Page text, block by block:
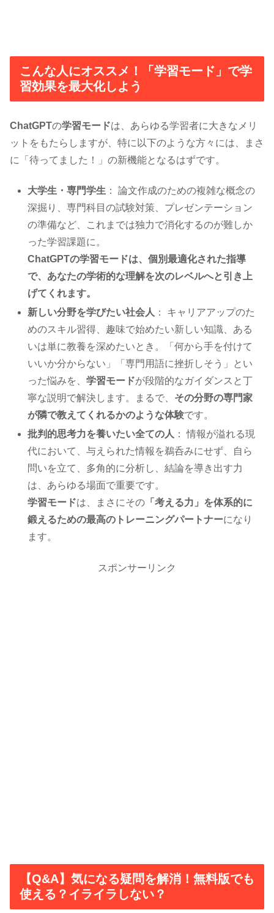
こんな人にオススメ！「学習モード」で学
習効果を最大化しよう
ChatGPTの学習モードは、あらゆる学習者に大きなメリ
ットをもたらしますが、特に以下のような方々には、まさ
に「待ってました！」の新機能となるはずです。
大学生・専門学生 ： 論文作成のための複雑な概念の
深掘り、専門科目の試験対策、プレゼンテーション
の準備など、これまでは独力で消化するのが難しか
った学習課題に。
ChatGPTの学習モードは、個別最適化された指導
で、あなたの学術的な理解を次のレベルへと引き上
げてくれます。
新しい分野を学びたい社会人 ： キャリアアップのた
めのスキル習得、趣味で始めたい新しい知識、ある
いは単に教養を深めたいとき。「何から手を付けて
いいか分からない」「専門用語に挫折しそう」とい
った悩みを、学習モードが段階的なガイダンスと丁
寧な説明で解決します。まるで、 その分野の専門家
が隣で教えてくれるかのような体験です。
批判的思考力を養いたい全ての人 ： 情報が溢れる現
代において、与えられた情報を鵜呑みにせず、自ら
問いを立て、多角的に分析し、結論を導き出す力
は、あらゆる場面で重要です。
学習モードは、まさにその 「考える力」を体系的に
鍛えるための最高のトレーニングパートナーになり
ます。
スポンサーリンク
【Q&A】気になる疑問を解消！無料版でも
使える？イライラしない？